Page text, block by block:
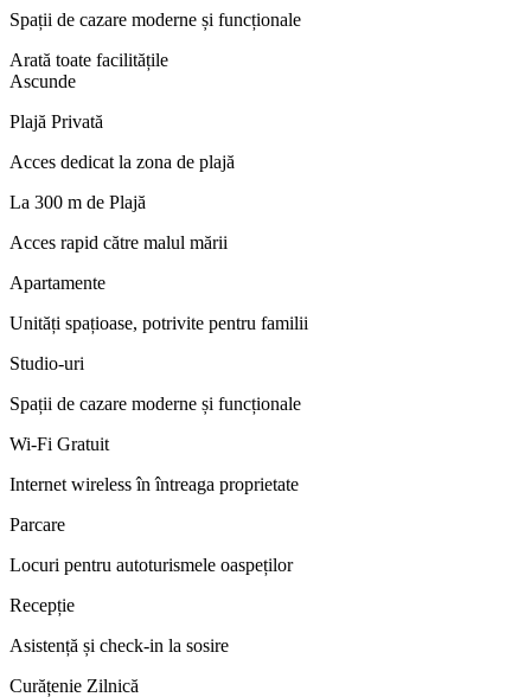
Spații de cazare moderne și funcționale
Arată toate facilitățile
Ascunde
Plajă Privată
Acces dedicat la zona de plajă
La 300 m de Plajă
Acces rapid către malul mării
Apartamente
Unități spațioase, potrivite pentru familii
Studio-uri
Spații de cazare moderne și funcționale
Wi-Fi Gratuit
Internet wireless în întreaga proprietate
Parcare
Locuri pentru autoturismele oaspeților
Recepție
Asistență și check-in la sosire
Curățenie Zilnică